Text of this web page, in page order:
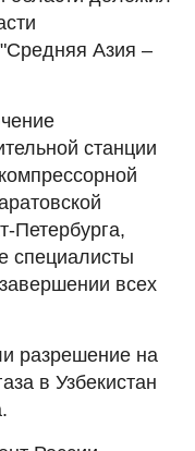
"Средняя Азия –
станции
Петербурга,
специалисты
всех
разрешение на
в Узбекистан